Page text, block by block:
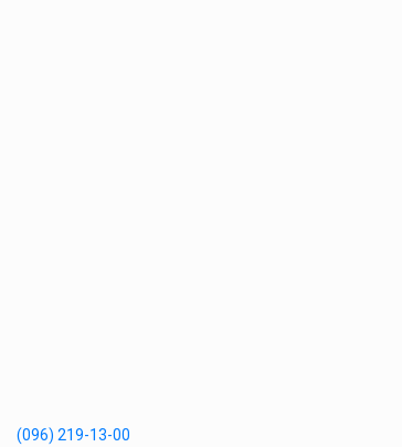
(096) 219-13-00